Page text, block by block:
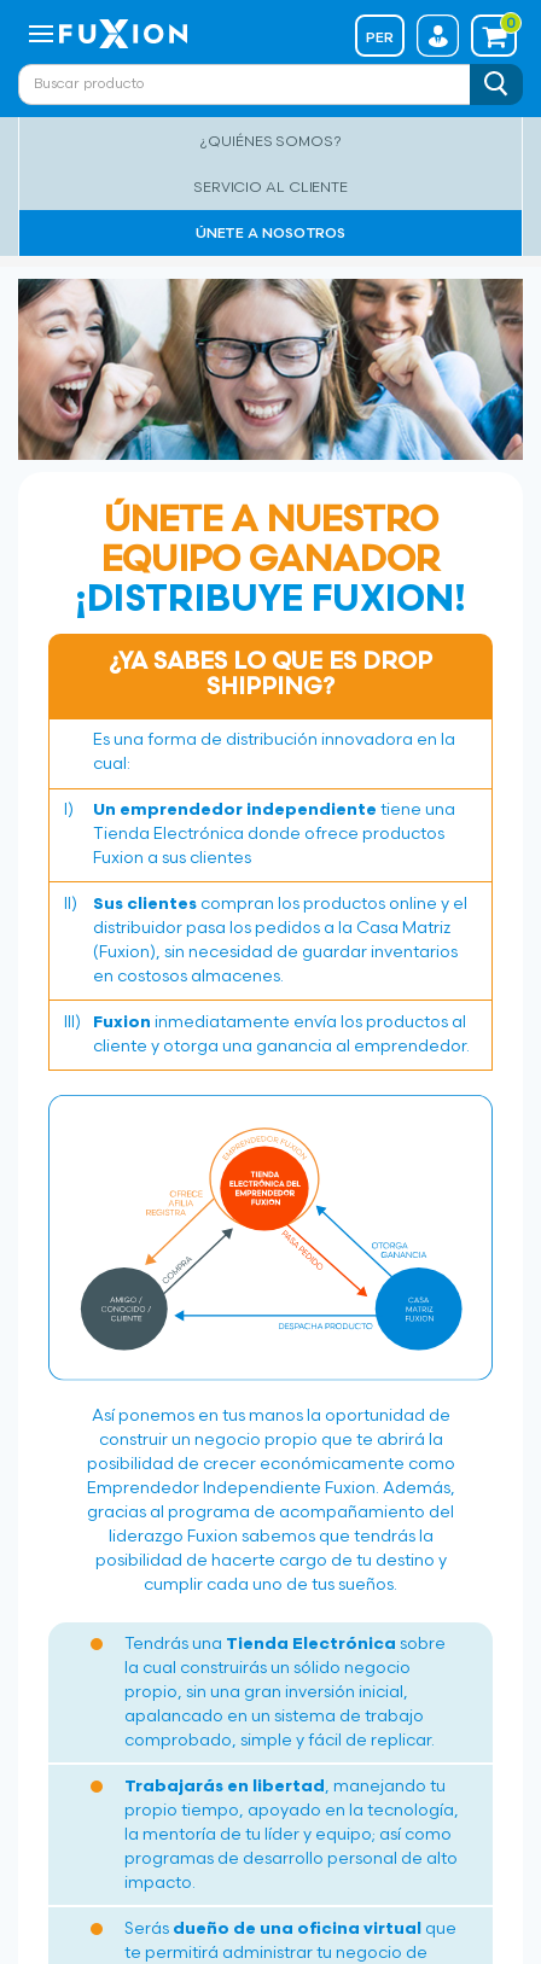
PER
0
¿QUIÉNES SOMOS?
SERVICIO AL CLIENTE
ÚNETE A NOSOTROS
Tu patrocinador es
Distribuidor(a)
Fuxion
Código: 950291
ÚNETE A NUESTRO
EQUIPO GANADOR
¡DISTRIBUYE FUXION!
¿YA SABES LO QUE ES DROP
SHIPPING?
Es una forma de distribución innovadora en la
cual:
I) Un emprendedor independiente tiene una
Tienda Electrónica donde ofrece productos
Fuxion a sus clientes
II) Sus clientes compran los productos online y el
distribuidor pasa los pedidos a la Casa Matriz
(Fuxion), sin necesidad de guardar inventarios
en costosos almacenes.
III) Fuxion inmediatamente envía los productos al
cliente y otorga una ganancia al emprendedor.
Así ponemos en tus manos la oportunidad de
construir un negocio propio que te abrirá la
posibilidad de crecer económicamente como
Emprendedor Independiente Fuxion. Además,
gracias al programa de acompañamiento del
liderazgo Fuxion sabemos que tendrás la
posibilidad de hacerte cargo de tu destino y
cumplir cada uno de tus sueños.
Tendrás una Tienda Electrónica sobre
la cual construirás un sólido negocio
propio, sin una gran inversión inicial,
apalancado en un sistema de trabajo
comprobado, simple y fácil de replicar.
Trabajarás en libertad , manejando tu
propio tiempo, apoyado en la tecnología,
la mentoría de tu líder y equipo; así como
programas de desarrollo personal de alto
impacto.
Serás dueño de una oficina virtual
que
te permitirá administrar tu negocio de